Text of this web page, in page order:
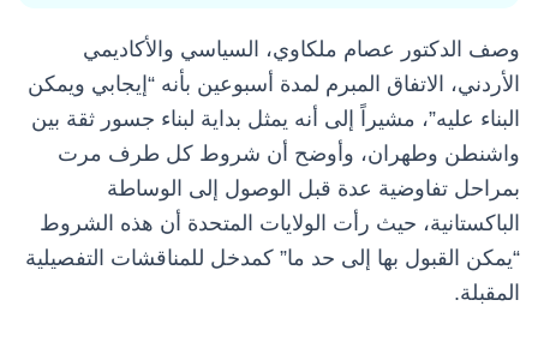
وصف الدكتور عصام ملكاوي، السياسي والأكاديمي
الأردني، الاتفاق المبرم لمدة أسبوعين بأنه “إيجابي ويمكن
البناء عليه”، مشيراً إلى أنه يمثل بداية لبناء جسور ثقة بين
واشنطن وطهران، وأوضح أن شروط كل طرف مرت
بمراحل تفاوضية عدة قبل الوصول إلى الوساطة
الباكستانية، حيث رأت الولايات المتحدة أن هذه الشروط
“يمكن القبول بها إلى حد ما” كمدخل للمناقشات التفصيلية
المقبلة.